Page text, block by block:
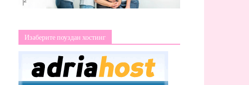
Изаберите поуздан хостинг